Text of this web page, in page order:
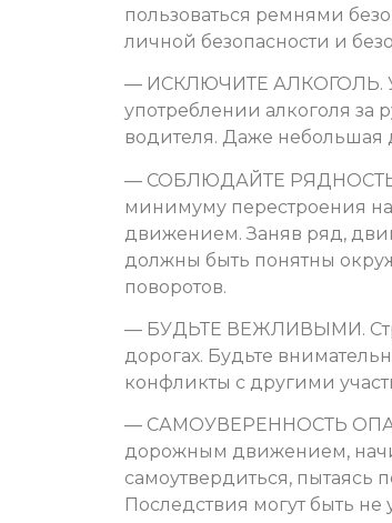
пользоваться ремнями
личной безопасности и
— ИСКЛЮЧИТЕ АЛКОГОЛЬ.
употреблении алкоголя за
водителя. Даже небольшая
— СОБЛЮДАЙТЕ РЯДНОСТЬ
минимуму перестроения
движением. Заняв ряд,
должны быть понятны
поворотов.
— БУДЬТЕ ВЕЖЛИВЫМИ.
дорогах. Будьте
конфликты с другими
— САМОУВЕРЕННОСТЬ
дорожным движением,
самоутвердиться, пытаясь
Последствия могут быть